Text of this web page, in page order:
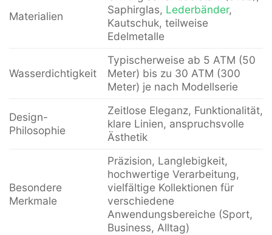
Materialien
Saphirglas, Lederbänder,
Kautschuk, teilweise
Edelmetalle
Wasserdichtigkeit
Typischerweise ab 5 ATM (50
Meter) bis zu 30 ATM (300
Meter) je nach Modellserie
Design-
Philosophie
Zeitlose Eleganz, Funktionalität,
klare Linien, anspruchsvolle
Ästhetik
Besondere
Merkmale
Präzision, Langlebigkeit,
hochwertige Verarbeitung,
vielfältige Kollektionen für
verschiedene
Anwendungsbereiche (Sport,
Business, Alltag)